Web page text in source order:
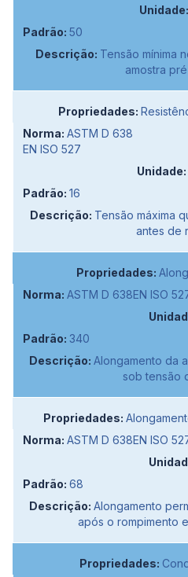
50
Tensão mínima
amostra
ASTM D 638
EN ISO 527
16
Tensão máxima
antes de
ASTM D 638EN ISO
340
Alongamento da
sob tensão
ASTM D 638EN ISO
68
Alongamento
após o rompimento